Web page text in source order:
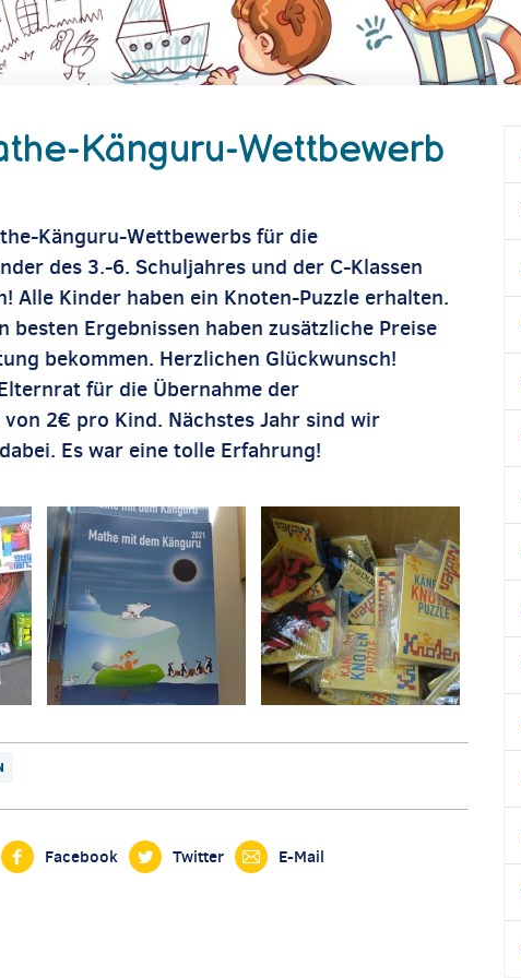
Känguru-Wettbewerb
Känguru-Wettbewerbs für die
des 3.-6. Schuljahres und der C-Klassen
Alle Kinder haben ein Knoten-Puzzle erhalten.
besten Ergebnissen haben zusätzliche Preise
bekommen. Herzlichen Glückwunsch!
für die Übernahme der
2€ pro Kind. Nächstes Jahr sind wir
Es war eine tolle Erfahrung!
Facebook Twitter E-Mail